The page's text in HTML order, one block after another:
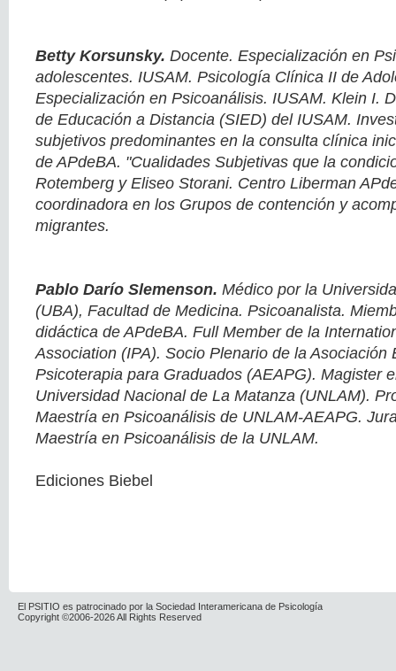
Betty Korsunsky. Docente. Especialización en
adolescentes. IUSAM. Psicología Clínica II de
Especialización en Psicoanálisis. IUSAM. Klein I.
de Educación a Distancia (SIED) del IUSAM.
subjetivos predominantes en la consulta clínica
de APdeBA. "Cualidades Subjetivas que la
Rotemberg y Eliseo Storani. Centro Liberman
coordinadora en los Grupos de contención y
migrantes.
Pablo Darío Slemenson. Médico por la
(UBA), Facultad de Medicina. Psicoanalista.
didáctica de APdeBA. Full Member de la
Association (IPA). Socio Plenario de la Asociación
Psicoterapia para Graduados (AEAPG). Magister
Universidad Nacional de La Matanza (UNLAM).
Maestría en Psicoanálisis de UNLAM-AEAPG.
Maestría en Psicoanálisis de la UNLAM.
Ediciones Biebel
El PSITIO es patrocinado por la Sociedad Interamericana de Psicología
Copyright ©2006-2026 All Rights Reserved